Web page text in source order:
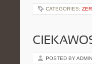
CATEGORIES:
POSTED BY ADMIN